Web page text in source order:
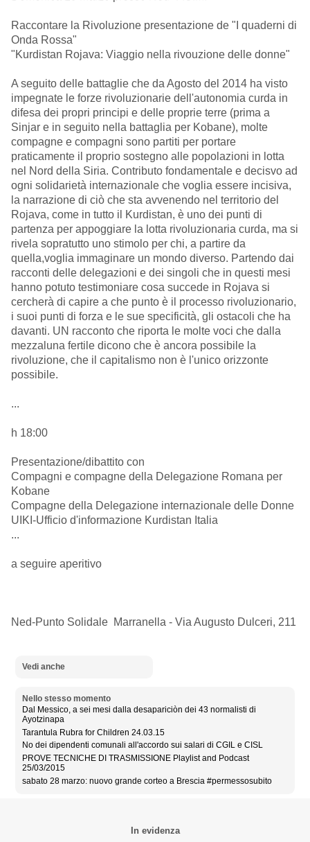
Raccontare la Rivoluzione presentazione de "I quaderni di
Onda Rossa"
"Kurdistan Rojava: Viaggio nella rivouzione delle donne"
A seguito delle battaglie che da Agosto del 2014 ha visto
impegnate le forze rivoluzionarie dell'autonomia curda in
difesa dei propri principi e delle proprie terre (prima a
Sinjar e in seguito nella battaglia per Kobane), molte
compagne e compagni sono partiti per portare
praticamente il proprio sostegno alle popolazioni in lotta
nel Nord della Siria. Contributo fondamentale e decisvo ad
ogni solidarietà internazionale che voglia essere incisiva,
la narrazione di ciò che sta avvenendo nel territorio del
Rojava, come in tutto il Kurdistan, è uno dei punti di
partenza per appoggiare la lotta rivoluzionaria curda, ma si
rivela sopratutto uno stimolo per chi, a partire da
quella,voglia immaginare un mondo diverso. Partendo dai
racconti delle delegazioni e dei singoli che in questi mesi
hanno potuto testimoniare cosa succede in Rojava si
cercherà di capire a che punto è il processo rivoluzionario,
i suoi punti di forza e le sue specificità, gli ostacoli che ha
davanti. UN racconto che riporta le molte voci che dalla
mezzaluna fertile dicono che è ancora possibile la
rivoluzione, che il capitalismo non è l'unico orizzonte
possibile.
...
h 18:00
Presentazione/dibattito con
Compagni e compagne della Delegazione Romana per
Kobane
Compagne della Delegazione internazionale delle Donne
UIKI-Ufficio d'informazione Kurdistan Italia
...
a seguire aperitivo
Ned-Punto Solidale Marranella - Via Augusto Dulceri, 211
Vedi anche
Nello stesso momento
Dal Messico, a sei mesi dalla desapariciòn dei 43 normalisti di
Ayotzinapa
Tarantula Rubra for Children 24.03.15
No dei dipendenti comunali all'accordo sui salari di CGIL e CISL
PROVE TECNICHE DI TRASMISSIONE Playlist and Podcast
25/03/2015
sabato 28 marzo: nuovo grande corteo a Brescia #permessosubito
In evidenza